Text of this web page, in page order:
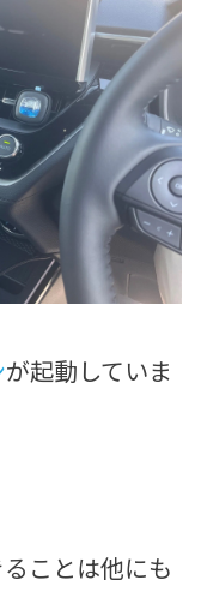
が起動していま
ことは他にも